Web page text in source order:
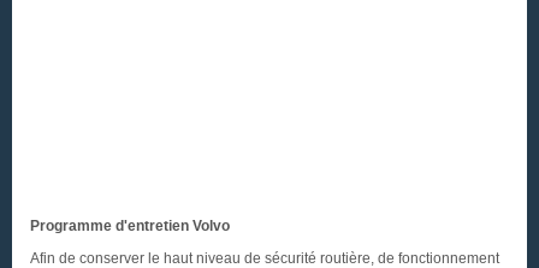
Programme d'entretien Volvo
Afin de conserver le haut niveau de sécurité routière, de fonctionnement